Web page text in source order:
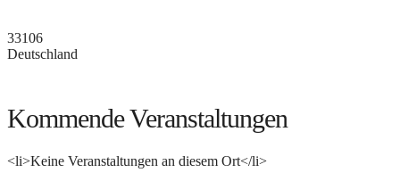
33106
Deutschland
Kommende Veranstaltungen
<li>Keine Veranstaltungen an diesem Ort</li>